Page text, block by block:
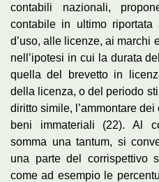
contabili nazionali,
contabile in ultimo
d’uso, alle licenze, ai marchi
nell’ipotesi in cui la durata
quella del brevetto in
della licenza, o del periodo
diritto simile, l’ammontare
beni immateriali (22). Al
somma una tantum, si
una parte del corrispettivo
come ad esempio le